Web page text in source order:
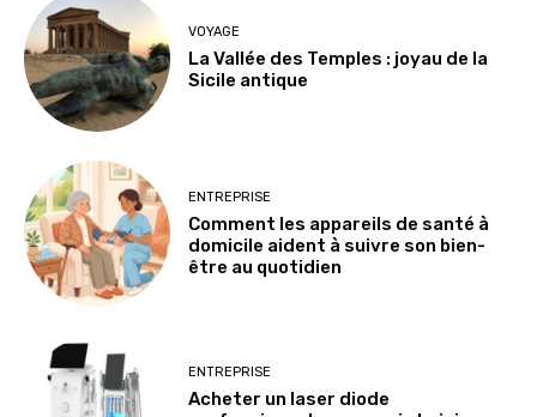
VOYAGE
La Vallée des Temples : joyau de la
Sicile antique
ENTREPRISE
Comment les appareils de santé à
domicile aident à suivre son bien-
être au quotidien
ENTREPRISE
Acheter un laser diode